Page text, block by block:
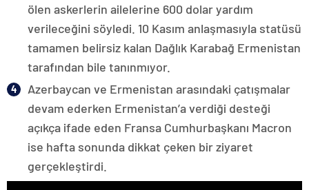
ölen askerlerin ailelerine 600 dolar yardım
verileceğini söyledi. 10 Kasım anlaşmasıyla statüsü
tamamen belirsiz kalan Dağlık Karabağ Ermenistan
tarafından bile tanınmıyor.
Azerbaycan ve Ermenistan arasındaki çatışmalar
devam ederken Ermenistan’a verdiği desteği
açıkça ifade eden Fransa Cumhurbaşkanı Macron
ise hafta sonunda dikkat çeken bir ziyaret
gerçekleştirdi.